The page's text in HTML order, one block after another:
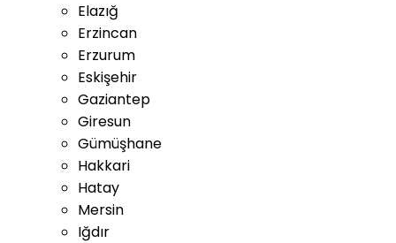
Elazığ
Erzincan
Erzurum
Eskişehir
Gaziantep
Giresun
Gümüşhane
Hakkari
Hatay
Mersin
Iğdır